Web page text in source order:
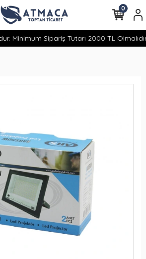
Minimum Sipariş Tutarı 2000 TL
0